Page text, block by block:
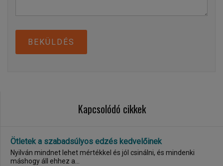
BEKÜLDÉS
Kapcsolódó cikkek
Ötletek a szabadsúlyos edzés kedvelőinek
Nyilván mindnet lehet mértékkel és jól csinálni, és mindenki
máshogy áll ehhez a...